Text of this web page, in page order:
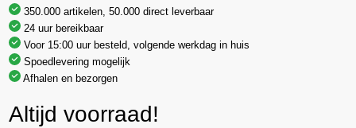
350.000 artikelen, 50.000 direct leverbaar
24 uur bereikbaar
Voor 15:00 uur besteld, volgende werkdag in huis
Spoedlevering mogelijk
Afhalen en bezorgen
Altijd voorraad!